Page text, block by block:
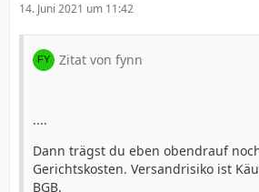
14. Juni 2021 um 11:42
Zitat von fynn
....
Dann trägst du eben obendrauf
Gerichtskosten. Versandrisiko ist
BGB.